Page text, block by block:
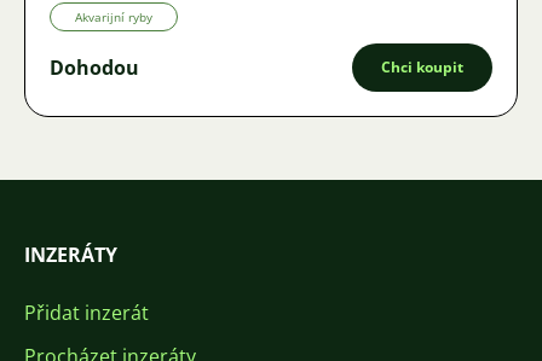
Akvarijní ryby
Dohodou Chci koupit
INZERÁTY
Přidat inzerát